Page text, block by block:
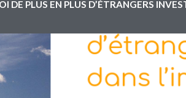
qui trouve là un terrain
qui se créé de nouveau est soit
un produit n’a pas été créé sur
sur une échelle qu’aucun